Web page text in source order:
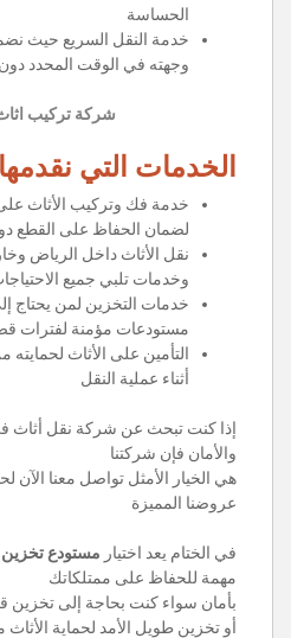
الحساسة
خدمة النقل السريع حيث
وجهته في الوقت المحدد دون
شركة تركيب
الخدمات التي نقدمها
خدمة فك وتركيب الأثاث
لضمان الحفاظ على القطع
نقل الأثاث داخل الرياض
وخدمات تلبي جميع
خدمات التخزين لمن يحتاج
مستودعات مؤمنة لفترات
التأمين على الأثاث
أثناء عملية النقل
إذا كنت تبحث عن شركة نقل أثاث
والأمان فإن شركتنا
هي الخيار الأمثل تواصل معنا الآن
عروضنا المميزة
في الختام يعد اختيار مستودع
مهمة للحفاظ على ممتلكاتك
بأمان سواء كنت بحاجة إلى تخزين
أو تخزين طويل الأمد لحماية الأثاث